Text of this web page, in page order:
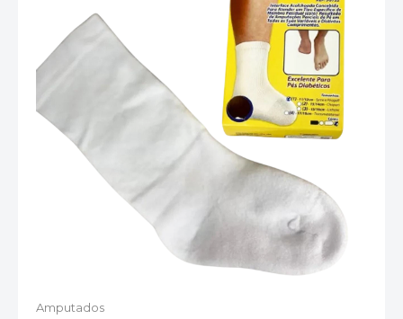
Amputados